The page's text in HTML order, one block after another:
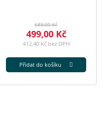
689,00 Kč
499,00 Kč
412,40 Kč bez DPH
Přidat do košíku